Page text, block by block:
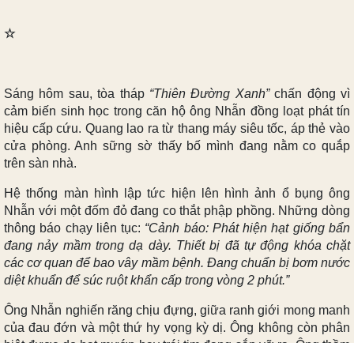
☆
Sáng hôm sau, tòa tháp “Thiên Đường Xanh”chấn động vì
cảm biến sinh học trong căn hộ ông Nhẫn đồng loạt phát tín
hiệu cấp cứu. Quang lao ra từ thang máy siêu tốc, áp thẻ vào
cửa phòng. Anh sững sờ thấy bố mình đang nằm co quắp
trên sàn nhà.
Hệ thống màn hình lập tức hiện lên hình ảnh ổ bụng ông
Nhẫn với một đốm đỏ đang co thắt phập phồng. Những dòng
thông báo chạy liên tục: “Cảnh báo: Phát hiện hạt giống bẩn
đang nảy mầm trong dạ dày. Thiết bị đã tự động khóa chặt
các cơ quan để bao vây mầm bệnh. Đang chuẩn bị bơm nước
diệt khuẩn để súc ruột khẩn cấp trong vòng 2 phút.”
Ông Nhẫn nghiến răng chịu đựng, giữa ranh giới mong manh
của đau đớn và một thứ hy vọng kỳ dị. Ông không còn phân